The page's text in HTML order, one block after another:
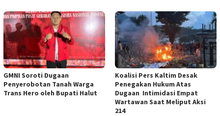
GMNI Soroti Dugaan
Penyerobotan Tanah Warga
Trans Hero oleh Bupati Halut
Koalisi Pers Kaltim Desak
Penegakan Hukum Atas
Dugaan Intimidasi Empat
Wartawan Saat Meliput Aksi
214